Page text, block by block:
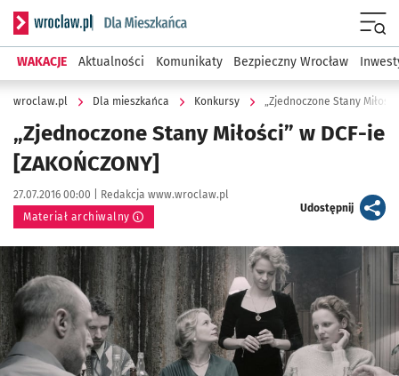
Serwis informacyjny wroclaw.pl podserwis: Dla mieszkańca
WAKACJE Aktualności Komunikaty Bezpieczny Wrocław
wroclaw.pl Dla mieszkańca Konkursy „Zjednoczone Stany
„Zjednoczone Stany Miłości” w DCF-ie
[ZAKOŃCZONY]
Data publikacji:
27.07.2016 00:00 | Autor:
Redakcja www.wroclaw.pl
Materiał archiwalny
Udostępnijartykuł
Kliknij, aby powiększyć